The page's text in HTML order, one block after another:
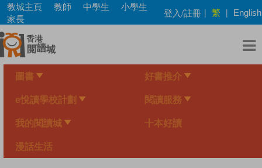
Skip
main
content
教城主頁 教師 中學生
小學生
家長
登入/註冊 | 繁 | English
圖書 好書推介
e悅讀學校計劃 閱讀服務
我的閱讀城 十本好讀
漫話生活